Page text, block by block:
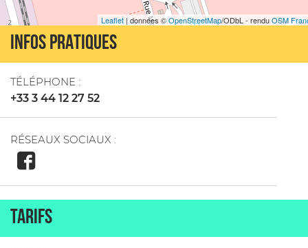
Leaflet | données ©OpenStreetMap/ODbL - renduOSM
TÉLÉPHONE :
+33 3 44 12 27 52
RÉSEAUX SOCIAUX :
INFOS PRATIQUES
TARIFS